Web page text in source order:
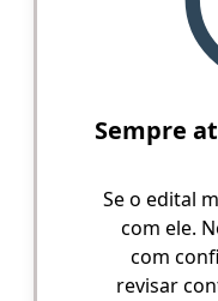
Sempre
Se o edital
com ele.
com
revisar